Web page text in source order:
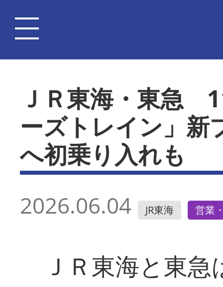
ＪＲ東海・東急
ーズトレイン」新
へ初乗り入れも
2026.06.04 JR東海 営業
ＪＲ東海と東急